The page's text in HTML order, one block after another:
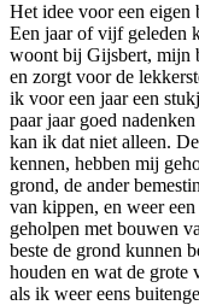
Het idee voor een eigen
Een jaar of vijf geleden
woont bij Gijsbert, mijn
en zorgt voor de
ik voor een jaar een
paar jaar goed
kan ik dat niet alleen.
kennen, hebben mij
grond, de ander
van kippen, en weer
geholpen met bouwen
beste de grond kunnen
houden en wat de grote
als ik weer eens